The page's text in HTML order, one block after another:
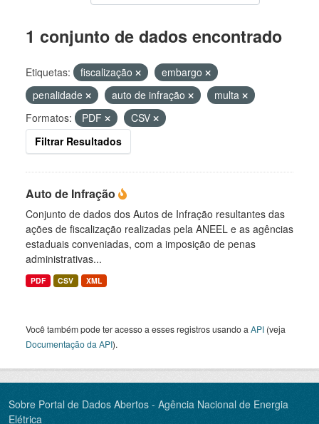
1 conjunto de dados encontrado
Etiquetas: fiscalização
embargo
penalidade
auto de infração
multa
Formatos:
PDF
CSV
Filtrar Resultados
Auto de Infração
Conjunto de dados dos Autos de Infração resultantes das
ações de fiscalização realizadas pela ANEEL e as agências
estaduais conveniadas, com a imposição de penas
administrativas...
PDF CSV XML
Você também pode ter acesso a esses registros usando a API (veja
Documentação da API).
Sobre Portal de Dados Abertos - Agência Nacional de Energia
Elétrica